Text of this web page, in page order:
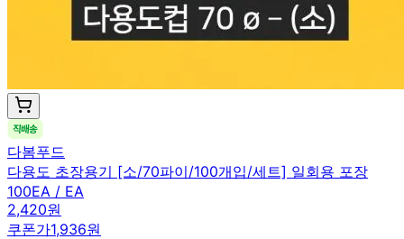
다봄푸드
다용도 초장용기 [소/70파이/100개입/세트] 일회용 포장
100EA / EA
2,420원
쿠폰가1,936원